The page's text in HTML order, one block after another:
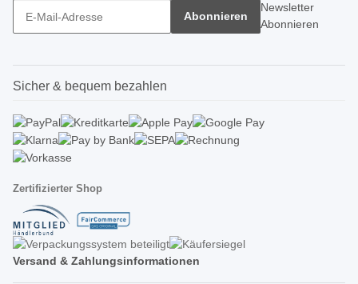
Abonnieren
Newsletter
Abonnieren
Sicher & bequem bezahlen
Zertifizierter Shop
Versand & Zahlungsinformationen